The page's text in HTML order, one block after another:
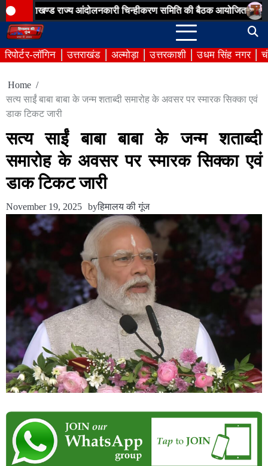
Skip
to
content
राज्य आंदोलनकारी चिन्हीकरण समिति की बैठक आयोजित जिला
रिपोर्टर-लॉगिन उत्तराखंड अल्मोड़ा उत्तरकाशी उधम सिंह नगर
Home
सत्य साईं बाबा बाबा के जन्म शताब्दी समारोह के अवसर पर स्मारक सिक्का एवं
डाक टिकट जारी
सत्य साईं बाबा बाबा के जन्म शताब्दी
समारोह के अवसर पर स्मारक सिक्का एवं
डाक टिकट जारी
November 19, 2025 byहिमालय की गूंज